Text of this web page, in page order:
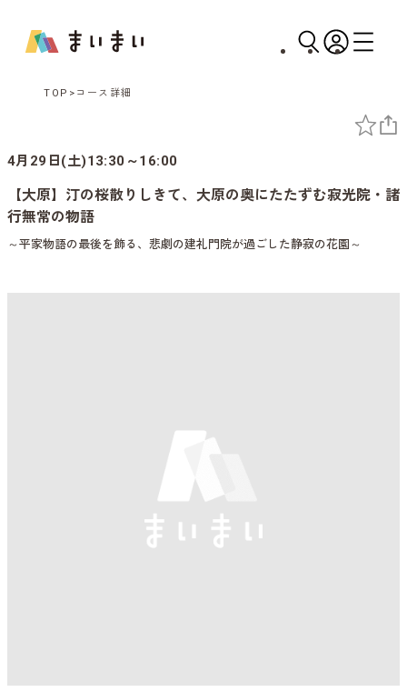
TOP コース詳細
4月29日(土)13:30～16:00
【大原】汀の桜散りしきて、大原の奥にたたずむ寂光院・諸
行無常の物語
～平家物語の最後を飾る、悲劇の建礼門院が過ごした静寂の花園～